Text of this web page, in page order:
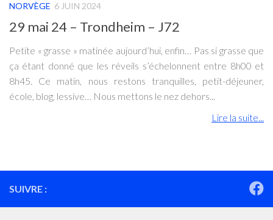
NORVÈGE 6 JUIN 2024
29 mai 24 – Trondheim – J72
Petite « grasse » matinée aujourd’hui, enfin… Pas si grasse que
ça étant donné que les réveils s’échelonnent entre 8h00 et
8h45. Ce matin, nous restons tranquilles, petit-déjeuner,
école, blog, lessive… Nous mettons le nez dehors...
Lire la suite...
SUIVRE :